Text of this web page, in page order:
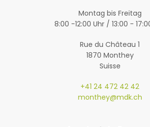
Montag bis Freitag
8:00 -12:00 Uhr / 13:00 -
Rue du Château 1
1870 Monthey
Suisse
+41 24 472 42 42
monthey@mdk.ch